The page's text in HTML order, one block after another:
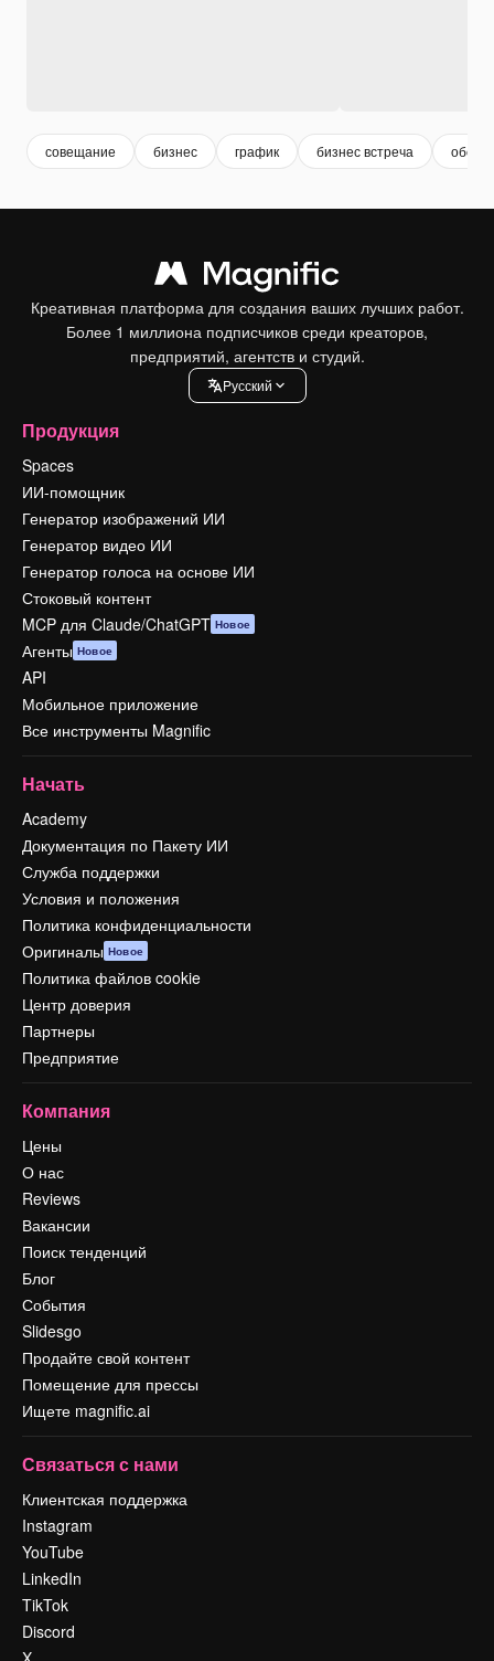
совещание бизнес график бизнес встреча
Креативная платформа для создания ваших лучших работ.
Более 1 миллиона подписчиков среди креаторов,
предприятий, агентств и студий.
Pусский
Продукция
Spaces
ИИ-помощник
Генератор изображений ИИ
Генератор видео ИИ
Генератор голоса на основе ИИ
Стоковый контент
MCP для Claude/ChatGPT Новое
Агенты Новое
API
Мобильное приложение
Все инструменты Magnific
Начать
Academy
Документация по Пакету ИИ
Служба поддержки
Условия и положения
Политика конфиденциальности
Оригиналы Новое
Политика файлов cookie
Центр доверия
Партнеры
Предприятие
Компания
Цены
О нас
Reviews
Вакансии
Поиск тенденций
Блог
События
Slidesgo
Продайте свой контент
Помещение для прессы
Ищете magnific.ai
Связаться с нами
Клиентская поддержка
Instagram
YouTube
LinkedIn
TikTok
Discord